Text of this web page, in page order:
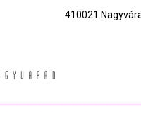
410021